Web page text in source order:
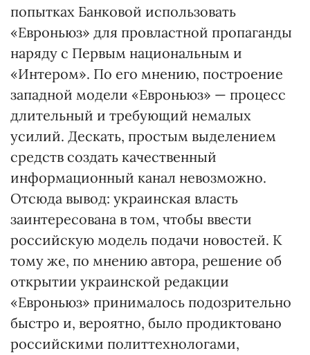
попытках Банковой использовать
«Евроньюз» для провластной пропаганды
наряду с Первым национальным и
«Интером». По его мнению, построение
западной модели «Евроньюз» — процесс
длительный и требующий немалых
усилий. Дескать, простым выделением
средств создать качественный
информационный канал невозможно.
Отсюда вывод: украинская власть
заинтересована в том, чтобы ввести
российскую модель подачи новостей. К
тому же, по мнению автора, решение об
открытии украинской редакции
«Евроньюз» принималось подозрительно
быстро и, вероятно, было продиктовано
российскими политтехнологами,